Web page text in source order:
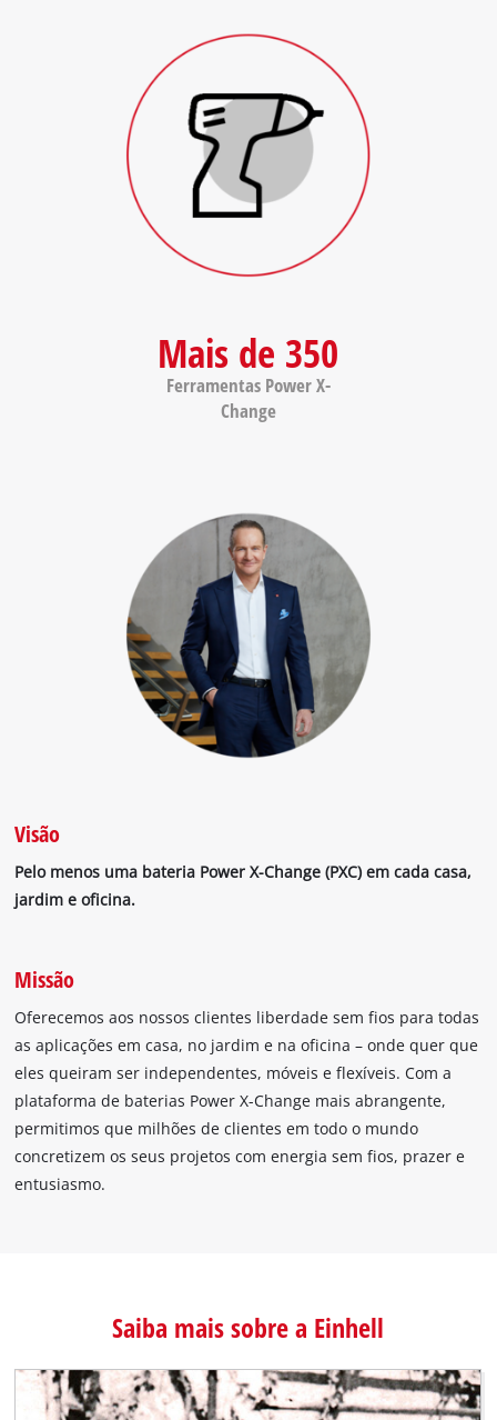
Mais de 350
Ferramentas Power X-
Change
Visão
Pelo menos uma bateria Power X-Change (PXC) em cada casa,
jardim e oficina.
Missão
Oferecemos aos nossos clientes liberdade sem fios para todas
as aplicações em casa, no jardim e na oficina – onde quer que
eles queiram ser independentes, móveis e flexíveis. Com a
plataforma de baterias Power X-Change mais abrangente,
permitimos que milhões de clientes em todo o mundo
concretizem os seus projetos com energia sem fios, prazer e
entusiasmo.
Saiba mais sobre a Einhell